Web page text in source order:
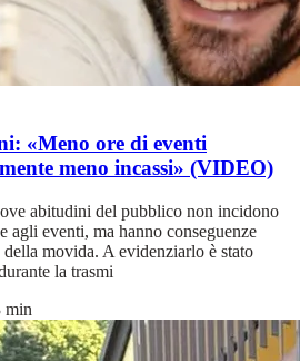
«Meno ore di eventi
meno incassi» (VIDEO)
abitudini del pubblico non incidono
agli eventi, ma hanno conseguenze
movida. A evidenziarlo è stato
la trasmi
min